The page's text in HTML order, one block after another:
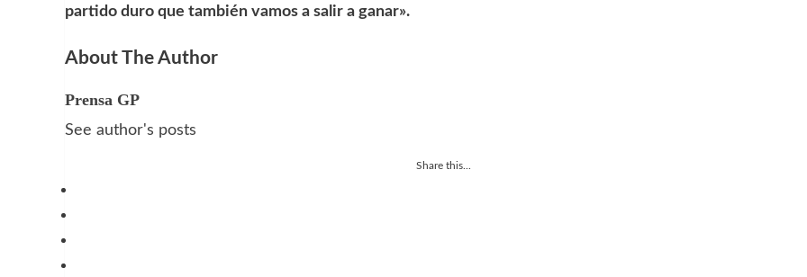
partido duro que también vamos a salir a ganar».
About The Author
Prensa GP
See author's posts
Share this...